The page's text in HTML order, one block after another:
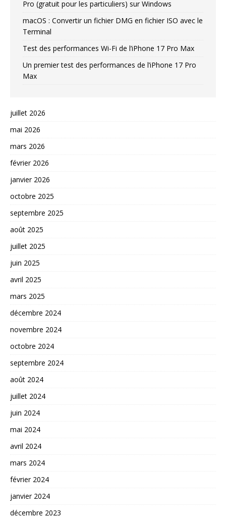
Pro (gratuit pour les particuliers) sur Windows
macOS : Convertir un fichier DMG en fichier ISO avec le
Terminal
Test des performances Wi-Fi de l’iPhone 17 Pro Max
Un premier test des performances de l’iPhone 17 Pro
Max
juillet 2026
mai 2026
mars 2026
février 2026
janvier 2026
octobre 2025
septembre 2025
août 2025
juillet 2025
juin 2025
avril 2025
mars 2025
décembre 2024
novembre 2024
octobre 2024
septembre 2024
août 2024
juillet 2024
juin 2024
mai 2024
avril 2024
mars 2024
février 2024
janvier 2024
décembre 2023